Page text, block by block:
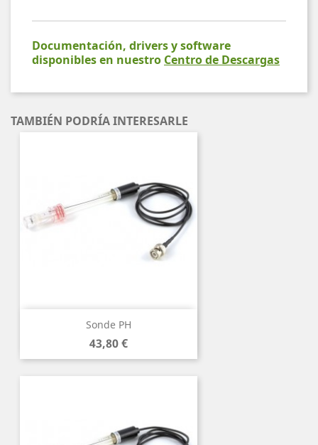
Documentación, drivers y software
disponibles en nuestro Centro de Descargas
TAMBIÉN PODRÍA INTERESARLE
Sonde PH
Precio
43,80 €